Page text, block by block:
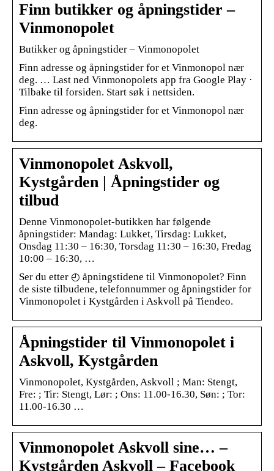
Finn butikker og åpningstider –
Vinmonopolet
Butikker og åpningstider – Vinmonopolet
Finn adresse og åpningstider for et Vinmonopol nær
deg. … Last ned Vinmonopolets app fra Google Play ·
Tilbake til forsiden. Start søk i nettsiden.
Finn adresse og åpningstider for et Vinmonopol nær
deg.
Vinmonopolet Askvoll,
Kystgården | Åpningstider og
tilbud
Denne Vinmonopolet-butikken har følgende
åpningstider: Mandag: Lukket, Tirsdag: Lukket,
Onsdag 11:30 – 16:30, Torsdag 11:30 – 16:30, Fredag
10:00 – 16:30, …
Ser du etter ◴ åpningstidene til Vinmonopolet? Finn
de siste tilbudene, telefonnummer og åpningstider for
Vinmonopolet i Kystgården i Askvoll på Tiendeo.
Åpningstider til Vinmonopolet i
Askvoll, Kystgården
Vinmonopolet, Kystgården, Askvoll ; Man: Stengt,
Fre: ; Tir: Stengt, Lør: ; Ons: 11.00-16.30, Søn: ; Tor:
11.00-16.30 …
Vinmonopolet Askvoll sine… –
Kystgården Askvoll – Facebook